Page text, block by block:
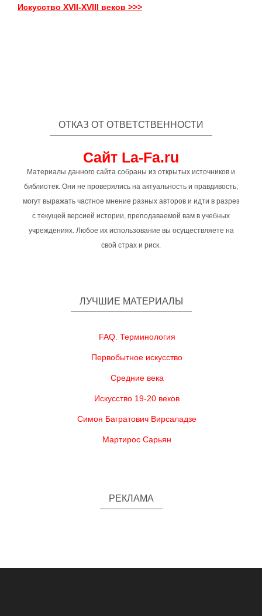
Искусство XVII-XVIII веков >>>
ОТКАЗ ОТ ОТВЕТСТВЕННОСТИ
Сайт La-Fa.ru
Материалы данного сайта собраны из открытых источников и
библиотек. Они не проверялись на актуальность и правдивость,
могут выражать частное мнение разных авторов и идти в разрез
с текущей версией истории, преподаваемой вам в учебных
учреждениях. Любое их использование вы осуществляете на
свой страх и риск.
ЛУЧШИЕ МАТЕРИАЛЫ
FAQ. Терминология
Первобытное искусство
Средние века
Искусство 19-20 веков
Симон Багратович Вирсаладзе
Мартирос Сарьян
РЕКЛАМА